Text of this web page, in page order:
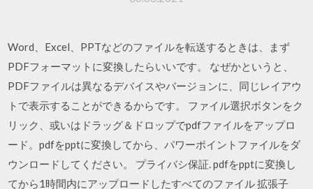
Word、Excel、PPTなどのファイルを転送するときは、まず
PDFフォーマットに変換したらいいです。 なぜかというと、
PDFファイルは異なるデバイスやバージョンに、同じレイアウ
トで表示することができるからです。 ファイル選択ボタンをク
リック、或いはドラッグ＆ドロップでpdfファイルをアップロ
ード。pdfをpptに変換してから、パワーポイントファイルをダ
ウンロードしてください。 プライバシ保証. pdfをpptに変換し
てから1時間内にアップロードしたすべてのファイル 拡張子